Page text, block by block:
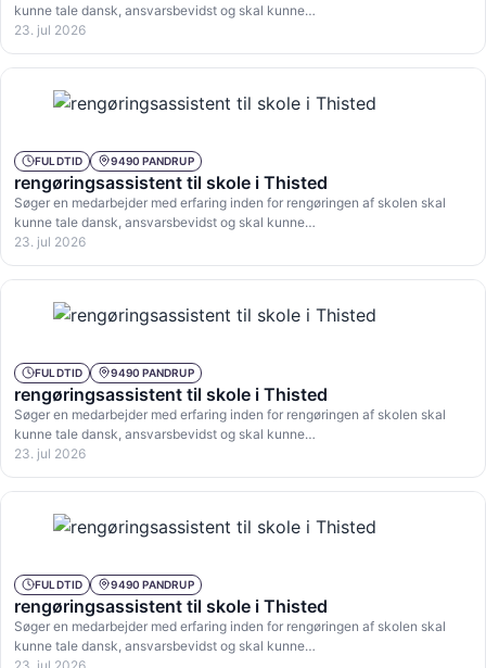
kunne tale dansk, ansvarsbevidst og skal kunne…
23. jul 2026
FULDTID 9490 PANDRUP
rengøringsassistent til skole i Thisted
Søger en medarbejder med erfaring inden for rengøringen af skolen skal
kunne tale dansk, ansvarsbevidst og skal kunne…
23. jul 2026
FULDTID 9490 PANDRUP
rengøringsassistent til skole i Thisted
Søger en medarbejder med erfaring inden for rengøringen af skolen skal
kunne tale dansk, ansvarsbevidst og skal kunne…
23. jul 2026
FULDTID 9490 PANDRUP
rengøringsassistent til skole i Thisted
Søger en medarbejder med erfaring inden for rengøringen af skolen skal
kunne tale dansk, ansvarsbevidst og skal kunne…